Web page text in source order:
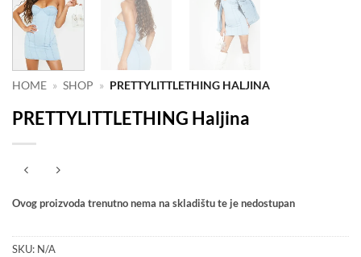
HOME » SHOP » PRETTYLITTLETHING HALJINA
PRETTYLITTLETHING Haljina
Ovog proizvoda trenutno nema na skladištu te je nedostupan
SKU: N/A